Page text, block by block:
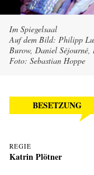
Im Spiegelsaal
Auf dem Bild: Philipp
Burow, Daniel Séjourné,
Foto: Sebastian Hoppe
BESETZUNG
REGIE
Katrin Plötner